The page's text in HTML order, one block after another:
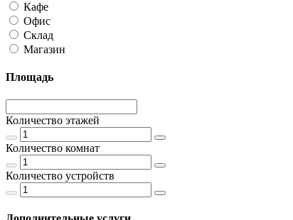
Кафе
Офис
Склад
Магазин
Площадь
Количество этажей
Количество комнат
Количество устройств